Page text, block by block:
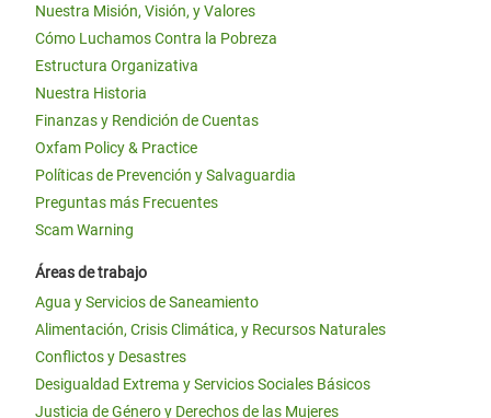
Nuestra Misión, Visión, y Valores
Cómo Luchamos Contra la Pobreza
Estructura Organizativa
Nuestra Historia
Finanzas y Rendición de Cuentas
Oxfam Policy & Practice
Políticas de Prevención y Salvaguardia
Preguntas más Frecuentes
Scam Warning
Áreas de trabajo
Agua y Servicios de Saneamiento
Alimentación, Crisis Climática, y Recursos Naturales
Conflictos y Desastres
Desigualdad Extrema y Servicios Sociales Básicos
Justicia de Género y Derechos de las Mujeres